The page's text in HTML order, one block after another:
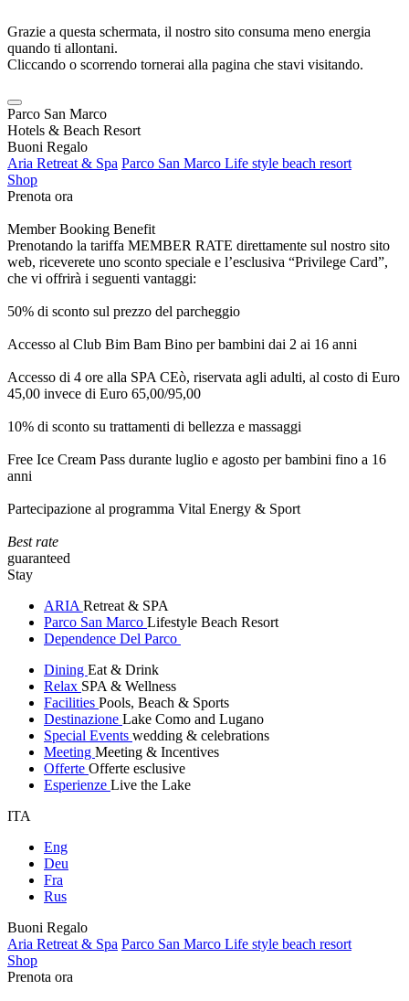
Grazie a questa schermata, il nostro sito consuma meno energia
quando ti allontani.
Cliccando o scorrendo tornerai alla pagina che stavi visitando.
Parco San Marco
Hotels & Beach Resort
Buoni Regalo
Aria Retreat & Spa Parco San Marco Life style beach resort
Shop
Prenota ora
Member Booking Benefit
Prenotando la tariffa MEMBER RATE direttamente sul nostro sito
web, riceverete uno sconto speciale e l’esclusiva “Privilege Card”,
che vi offrirà i seguenti vantaggi:
50% di sconto sul prezzo del parcheggio
Accesso al Club Bim Bam Bino per bambini dai 2 ai 16 anni
Accesso di 4 ore alla SPA CEò, riservata agli adulti, al costo di Euro
45,00 invece di Euro 65,00/95,00
10% di sconto su trattamenti di bellezza e massaggi
Free Ice Cream Pass durante luglio e agosto per bambini fino a 16
anni
Partecipazione al programma Vital Energy & Sport
Best rate
guaranteed
Stay
ARIA Retreat & SPA
Parco San Marco Lifestyle Beach Resort
Dependence Del Parco
Dining Eat & Drink
Relax SPA & Wellness
Facilities Pools, Beach & Sports
Destinazione Lake Como and Lugano
Special Events wedding & celebrations
Meeting Meeting & Incentives
Offerte Offerte esclusive
Esperienze Live the Lake
ITA
Eng
Deu
Fra
Rus
Buoni Regalo
Aria Retreat & Spa Parco San Marco Life style beach resort
Shop
Prenota ora